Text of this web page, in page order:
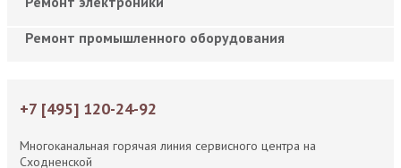
Ремонт промышленного оборудования
+7 [495] 120-24-92
Многоканальная горячая линия сервисного центра на
Сходненской